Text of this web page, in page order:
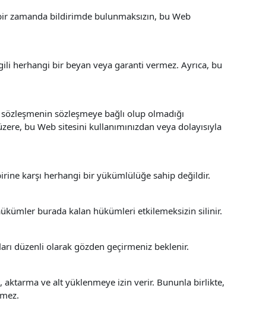
zamanda bildirimde bulunmaksızın, bu Web
herhangi bir beyan veya garanti vermez. Ayrıca, bu
sözleşmeye bağlı olup olmadığı
bu Web sitesini kullanımınızdan veya dolayısıyla
karşı herhangi bir yükümlülüğe sahip değildir.
burada kalan hükümleri etkilemeksizin silinir.
düzenli olarak gözden geçirmeniz beklenir.
aktarma ve alt yüklenmeye izin verir. Bununla birlikte,